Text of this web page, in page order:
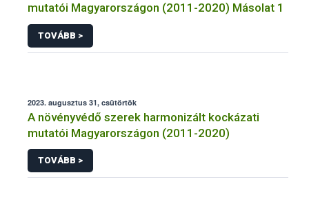
mutatói Magyarországon (2011-2020) Másolat 1
TOVÁBB >
2023. augusztus 31, csütörtök
A növényvédő szerek harmonizált kockázati
mutatói Magyarországon (2011-2020)
TOVÁBB >